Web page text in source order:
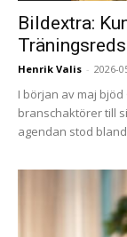
Bildextra:
Henrik Valis - 2026-
I början av maj
branschaktörer till
agendan stod bland